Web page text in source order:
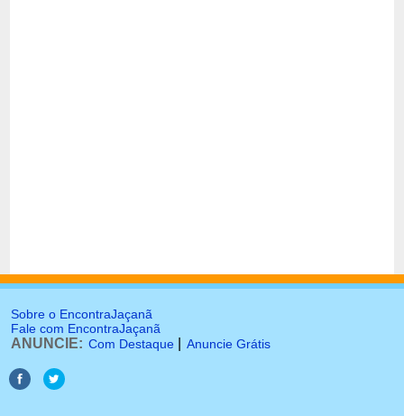
Sobre o EncontraJaçanã
Fale com EncontraJaçanã
ANUNCIE: Com Destaque Anuncie Grátis